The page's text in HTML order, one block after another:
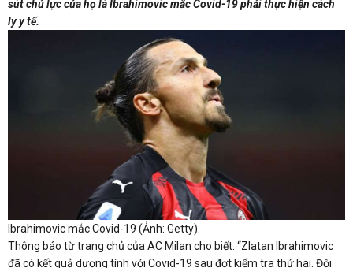
sút chủ lực của họ là Ibrahimovic mắc Covid-19 phải thực hiện cách
ly y tế.
Ibrahimovic mắc Covid-19 (Ảnh: Getty).
Thông báo từ trang chủ của AC Milan cho biết: “Zlatan Ibrahimovic
đã có kết quả dương tính với Covid-19 sau đợt kiểm tra thứ hai. Đội